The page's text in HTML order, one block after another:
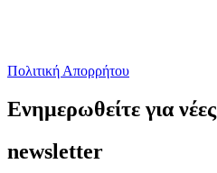
Πολιτική Απορρήτου
Ενημερωθείτε για
newsletter